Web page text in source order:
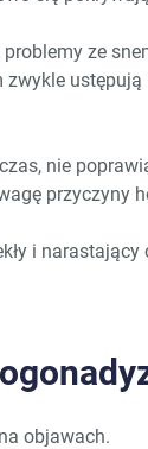
ze
zwykle
nie
przyczyny
i narastający
objawach.